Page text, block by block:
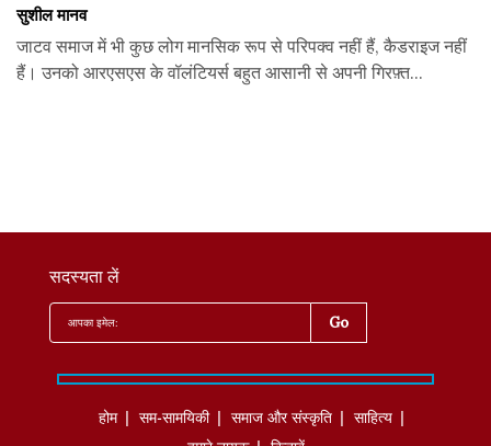
सुशील मानव
जाटव समाज में भी कुछ लोग मानसिक रूप से परिपक्व नहीं हैं, कैडराइज नहीं
हैं। उनको आरएसएस के वॉलंटियर्स बहुत आसानी से अपनी गिरफ़्त...
सदस्यता लें
होम सम-सामयिकी समाज और संस्कृति
साहित्‍य